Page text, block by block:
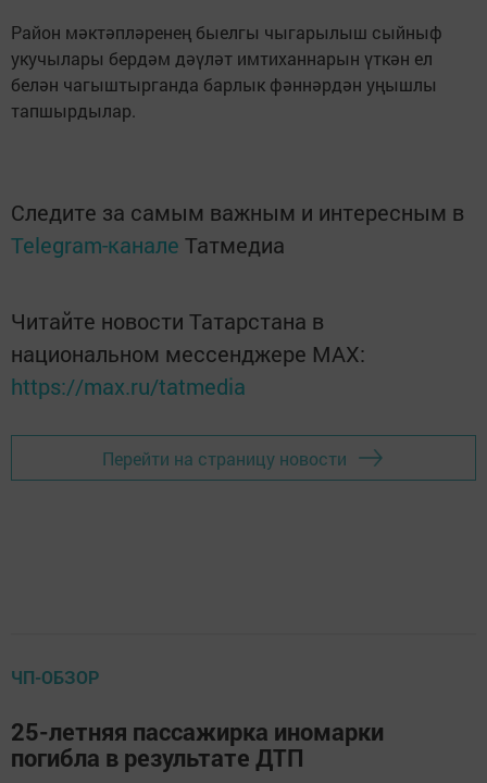
Район мәктәпләренең быелгы чыгарылыш сыйныф
укучылары бердәм дәүләт имтиханнарын үткән ел
белән чагыштырганда барлык фәннәрдән уңышлы
тапшырдылар.
Следите за самым важным и интересным в
Telegram-канале Татмедиа
Читайте новости Татарстана в
национальном мессенджере MАХ:
https://max.ru/tatmedia
Перейти на страницу новости
ЧП-ОБЗОР
25-летняя пассажирка иномарки
погибла в результате ДТП